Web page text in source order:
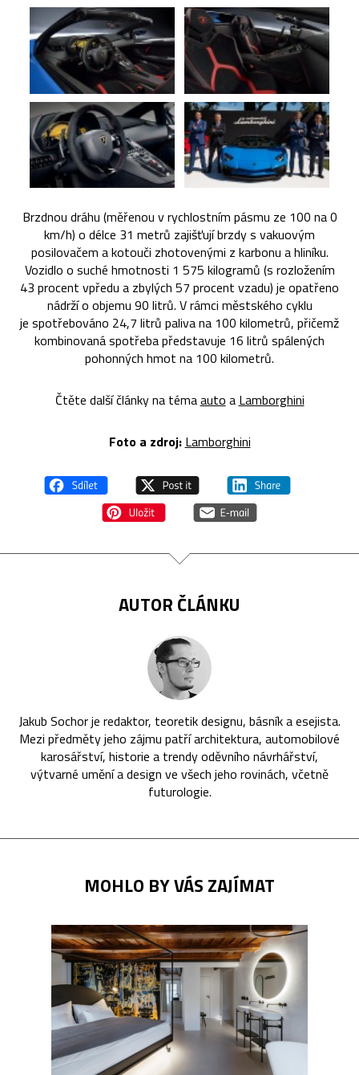
Brzdnou dráhu (měřenou v rychlostním pásmu ze 100 na 0
km/h) o délce 31 metrů zajišťují brzdy s vakuovým
posilovačem a kotouči zhotovenými z karbonu a hliníku.
Vozidlo o suché hmotnosti 1 575 kilogramů (s rozložením
43 procent vpředu a zbylých 57 procent vzadu) je opatřeno
nádrží o objemu 90 litrů. V rámci městského cyklu
je spotřebováno 24,7 litrů paliva na 100 kilometrů, přičemž
kombinovaná spotřeba představuje 16 litrů spálených
pohonných hmot na 100 kilometrů.
Čtěte další články na témaauto a Lamborghini
Foto a zdroj: Lamborghini
AUTOR ČLÁNKU
Jakub Sochor je redaktor, teoretik designu, básník a esejista.
Mezi předměty jeho zájmu patří architektura, automobilové
karosářství, historie a trendy oděvního návrhářství,
výtvarné umění a design ve všech jeho rovinách, včetně
futurologie.
MOHLO BY VÁS ZAJÍMAT